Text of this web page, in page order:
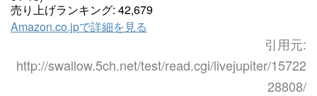
売り上げランキング: 42,679
Amazon.co.jpで詳細を見る
引用元:
http://swallow.5ch.net/test/read.cgi/livejupiter/15722
28808/